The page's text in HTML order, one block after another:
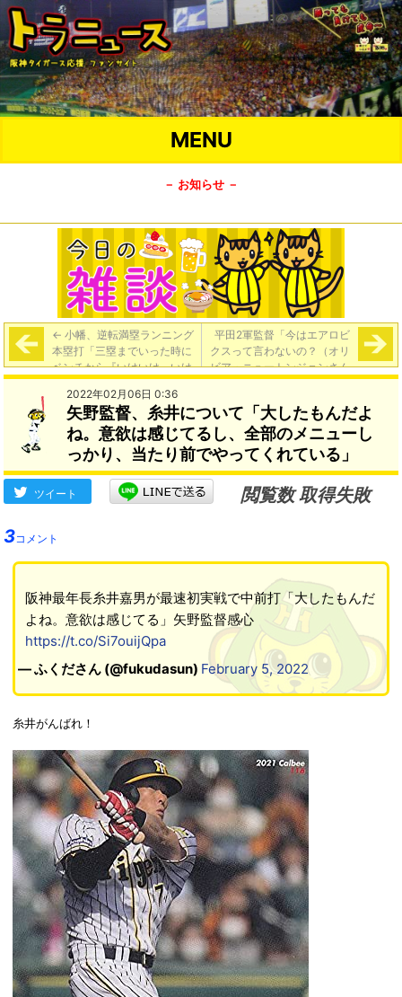
MENU
－ お知らせ －
← 小幡、逆転満塁ランニング
本塁打「三塁までいった時に
ベンチから『いけいけ、いけ
いけ』と。大山さんの声がめ
っちゃ聞こえて。それでいき
ました」
平田2軍監督「今はエアロビ
クスって言わないの？（オリ
ビア・ニュートンジョンさん
の歌に乗せて）フィジカル。
（監督自身が踊る）してた」
→
2022年02月06日 0:36
矢野監督、糸井について「大したもんだよ
ね。意欲は感じてるし、全部のメニューし
っかり、当たり前でやってくれている」
ツイート
閲覧数 取得失敗
3コメント
阪神最年長糸井嘉男が最速初実戦で中前打「大したもんだ
よね。意欲は感じてる」矢野監督感心
https://t.co/Si7ouijQpa
— ふくださん (@fukudasun) February 5, 2022
糸井がんばれ！